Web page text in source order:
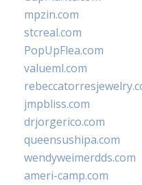
mpzin.com
stcreal.com
PopUpFlea.com
valueml.com
jmpbliss.com
drjorgerico.com
queensushipa.com
wendyweimerdds.com
ameri-camp.com